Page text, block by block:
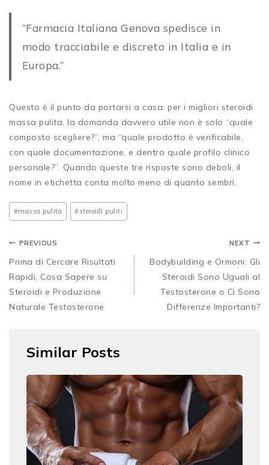
“Farmacia Italiana Genova spedisce in
modo tracciabile e discreto in Italia e in
Europa.”
Questo è il punto da portarsi a casa: per i migliori steroidi
massa pulita, la domanda davvero utile non è solo “quale
composto scegliere?”, ma “quale prodotto è verificabile,
con quale documentazione, e dentro quale profilo clinico
personale?”. Quando queste tre risposte sono deboli, il
nome in etichetta conta molto meno di quanto sembri.
#massa pulita #steroidi puliti
PREVIOUS
Prima di Cercare Risultati
Rapidi, Cosa Sapere su
Steroidi e Produzione
Naturale Testosterone
NEXT
Bodybuilding e Ormoni: Gli
Steroidi Sono Uguali al
Testosterone o Ci Sono
Differenze Importanti?
Similar Posts